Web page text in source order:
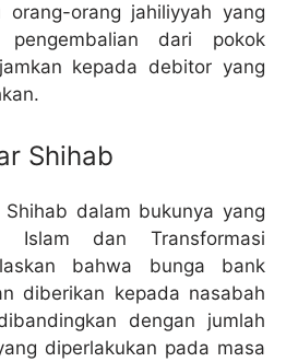
orang-orang jahiliyyah yang
pengembalian dari pokok
kepada debitor yang
Shihab
dalam bukunya yang
Islam dan Transformasi
bahwa bunga bank
diberikan kepada nasabah
dengan jumlah
diperlakukan pada masa